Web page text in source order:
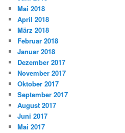
Mai 2018
April 2018
März 2018
Februar 2018
Januar 2018
Dezember 2017
November 2017
Oktober 2017
September 2017
August 2017
Juni 2017
Mai 2017